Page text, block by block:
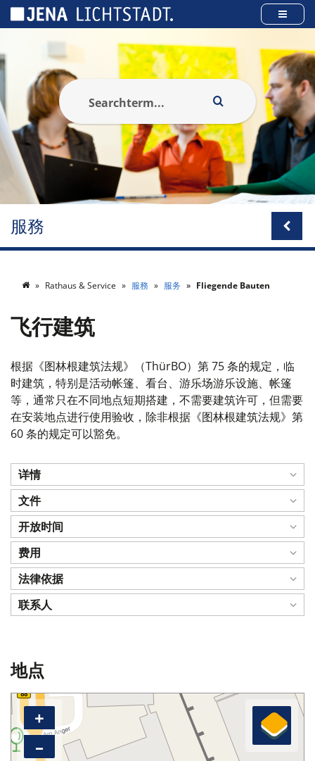
服務
Rathaus & Service 服務 服务 Fliegende Bauten
飞行建筑
根据《图林根建筑法规》（ThürBO）第 75 条的规定，临
时建筑，特别是活动帐篷、看台、游乐场游乐设施、帐篷
等，通常只在不同地点短期搭建，不需要建筑许可，但需要
在安装地点进行使用验收，除非根据《图林根建筑法规》第
60 条的规定可以豁免。
详情
文件
开放时间
费用
法律依据
联系人
地点
+
–
Cookies management panel